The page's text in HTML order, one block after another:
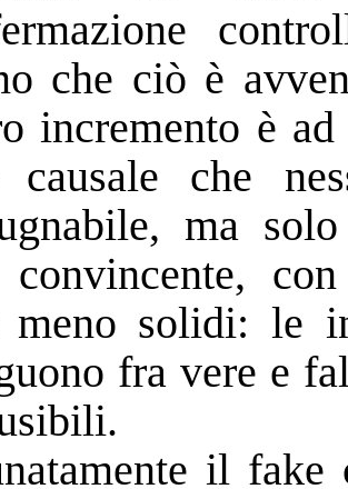
che ciò è
incremento è
causale che
ma
convincente,
solidi: le
fra vere e
il